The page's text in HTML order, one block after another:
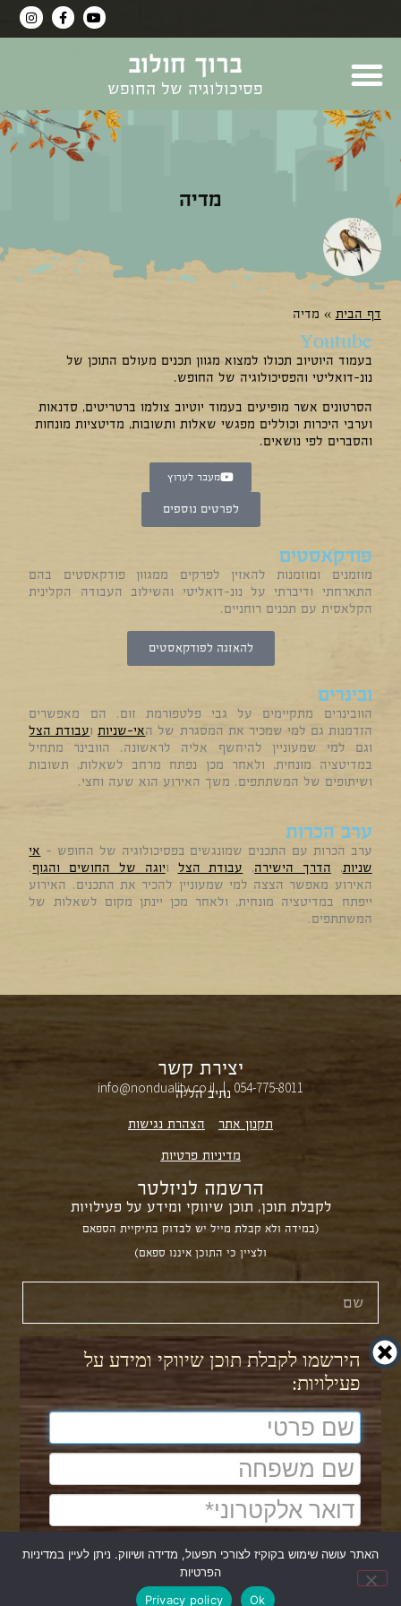
ברוך חולוב
פסיכולוגיה של החופש
מדיה
דף הבית » מדיה
Youtube
בעמוד היוטיוב תכולו למצוא מגוון תכנים מעולם התוכן של
נונ-דואליטי והפסיכולוגיה של החופש.
הסרטונים אשר מופיעים בעמוד יוטיוב צולמו ברטריטים, סדנאות
וערבי היכרות וכוללים מפגשי שאלות ותשובות, מדיטציות מונחות
והסברים לפי נושאים.
מעבר לערוץ
לפרטים נוספים
פודקאסטים
מוזמנים ומוזמנות להאזין לפרקים ממגוון פודקאסטים בהם
התארחתי ודיברתי על נונ-דואליטי והשילוב העבודה הקלינית
הקלאסית עם תכנים רוחניים.
להאזנה לפודקאסטים
ובינרים
הוובינרים מתקיימים על גבי פלטפורמת זום. הם מאפשרים
הזדמנות גם למי שמכיר את המסגרת של האי-שניותועבודת הצל
וגם למי שמעוניין להיחשף אליה לראשונה. הוובינר מתחיל
במדיטציה מונחית, ולאחר מכן נפתח מרחב לשאלות, תשובות
ושיתופים של המשתתפים. משך האירוע הוא שעה וחצי.
ערב הכרות
ערב הכרות עם התכנים שמונגשים בפסיכולוגיה של החופש – אי
שניות, הדרך הישירה, עבודת הצל ויוגה של החושים והגוף.
האירוע מאפשר הצצה למי שמעוניין להכיר את התכנים. האירוע
ייפתח במדיטציה מונחית, ולאחר מכן יינתן מקום לשאלות של
המשתתפים.
עקבו
הרשמה לניזלטר
לקבלת תוכן, תוכן שיווקי ומידע על פעילויות
(במידה ולא קבלת מייל יש לבדוק בתיקיית הספאם
ולציין כי התוכן איננו ספאם)
יצירת קשר
info@nonduality.co.il | 054-775-8011⁩
נתיב הל״ה
תקנון אתר הצהרת נגישות
מדיניות פרטיות
האתר עושה שימוש בקוקיז לצורכי תפעול, מדידה ושיווק. ניתן לעיין במדיניות
הפרטיות
Ok
Privacy policy
הירשמו לקבלת תוכן שיווקי ומידע על
פעילויות:
להצטרפות